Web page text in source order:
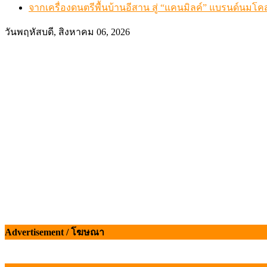
จากเครื่องดนตรีพื้นบ้านอีสาน สู่ “แคนมิลค์” แบรนด์นมโค
วันพฤหัสบดี, สิงหาคม 06, 2026
Advertisement / โฆษณา